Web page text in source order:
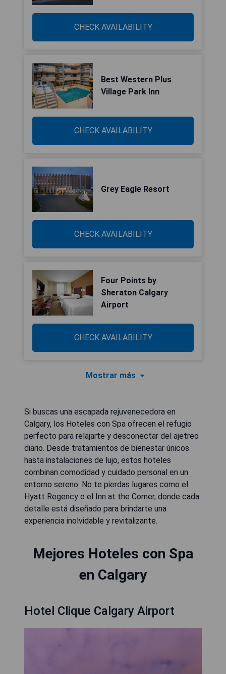
CHECK AVAILABILITY
Best Western Plus
Village Park Inn
CHECK AVAILABILITY
Grey Eagle Resort
CHECK AVAILABILITY
Four Points by
Sheraton Calgary
Airport
CHECK AVAILABILITY
Mostrar más
Si buscas una escapada rejuvenecedora en
Calgary, los Hoteles con Spa ofrecen el refugio
perfecto para relajarte y desconectar del ajetreo
diario. Desde tratamientos de bienestar únicos
hasta instalaciones de lujo, estos hoteles
combinan comodidad y cuidado personal en un
entorno sereno. No te pierdas lugares como el
Hyatt Regency o el Inn at the Corner, donde cada
detalle está diseñado para brindarte una
experiencia inolvidable y revitalizante.
Mejores Hoteles con Spa
en Calgary
Hotel Clique Calgary Airport